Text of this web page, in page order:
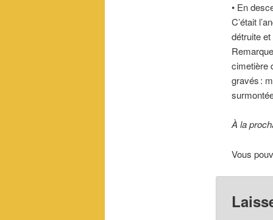
• En
C’était
détruite
cimetière
gravés :
À la
Vous